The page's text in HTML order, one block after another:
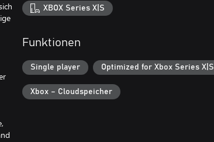
XBOX Series X|S
Funktionen
Single player Optimized for Xbox Series X|S
Xbox – Cloudspeicher